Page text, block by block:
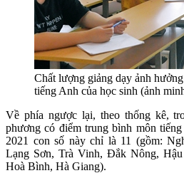
Chất lượng giảng dạy ảnh
tiếng Anh của học sinh (ảnh
Về phía ngược lại, theo thống kê,
phương có điểm trung bình môn
2021 con số này chỉ là 11 (gồm:
Lạng Sơn, Trà Vinh, Đắk Nông,
Hoà Bình, Hà Giang).